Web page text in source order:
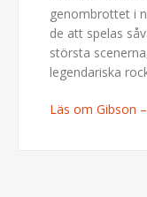
genombrottet i
de att spelas
största
legendariska
Läs om Gibson